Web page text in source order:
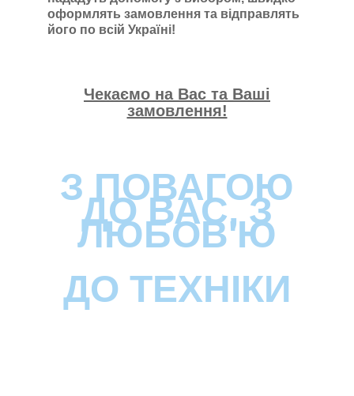
оформлять замовлення та відправлять
його по всій Україні!
Чекаємо на Вас та Ваші
замовлення!
З ПОВАГОЮ
ДО ВАС, З
ЛЮБОВ'Ю
ДО ТЕХНІКИ